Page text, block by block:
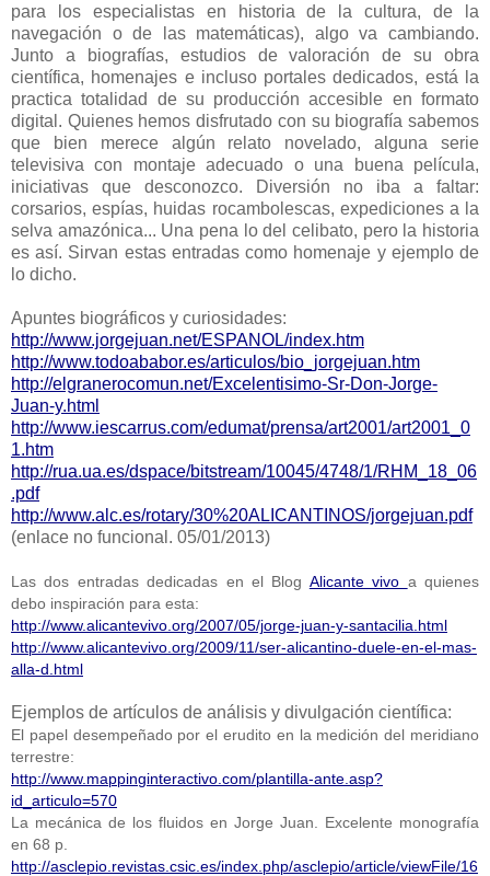
para los especialistas en historia de la cultura, de la
navegación o de las matemáticas), algo va cambiando.
Junto a biografías, estudios de valoración de su obra
científica, homenajes e incluso portales dedicados, está la
practica totalidad de su producción accesible en formato
digital. Quienes hemos disfrutado con su biografía sabemos
que bien merece algún relato novelado, alguna serie
televisiva con montaje adecuado o una buena película,
iniciativas que desconozco. Diversión no iba a faltar:
corsarios, espías, huidas rocambolescas, expediciones a la
selva amazónica... Una pena lo del celibato, pero la historia
es así. Sirvan estas entradas como homenaje y ejemplo de
lo dicho.
Apuntes biográficos y curiosidades:
http://www.jorgejuan.net/ESPANOL/index.htm
http://www.todoababor.es/articulos/bio_jorgejuan.htm
http://elgranerocomun.net/Excelentisimo-Sr-Don-Jorge-
Juan-y.html
http://www.iescarrus.com/edumat/prensa/art2001/art2001_0
1.htm
http://rua.ua.es/dspace/bitstream/10045/4748/1/RHM_18_06
.pdf
http://www.alc.es/rotary/30%20ALICANTINOS/jorgejuan.pdf
(enlace no funcional. 05/01/2013)
Las dos entradas dedicadas en el Blog Alicante vivo a quienes
debo inspiración para esta:
http://www.alicantevivo.org/2007/05/jorge-juan-y-santacilia.html
http://www.alicantevivo.org/2009/11/ser-alicantino-duele-en-el-mas-
alla-d.html
Ejemplos de artículos de análisis y divulgación científica:
El papel desempeñado por el erudito en la medición del meridiano
terrestre:
http://www.mappinginteractivo.com/plantilla-ante.asp?
id_articulo=570
La mecánica de los fluidos en Jorge Juan. Excelente monografía
en 68 p.
http://asclepio.revistas.csic.es/index.php/asclepio/article/viewFile/16